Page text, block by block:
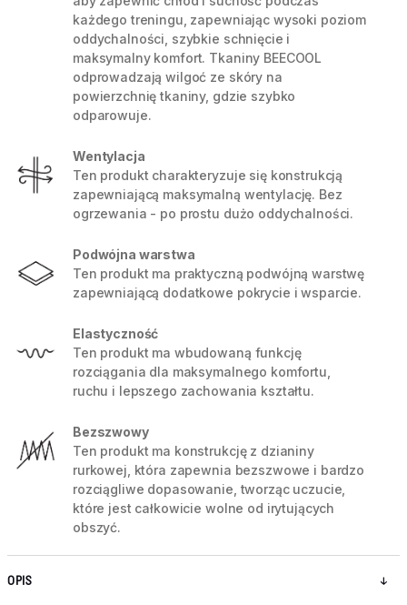
każdego treningu, zapewniając wysoki poziom
oddychalności, szybkie schnięcie i
maksymalny komfort. Tkaniny BEECOOL
odprowadzają wilgoć ze skóry na
powierzchnię tkaniny, gdzie szybko
odparowuje.
Wentylacja
Ten produkt charakteryzuje się konstrukcją
zapewniającą maksymalną wentylację. Bez
ogrzewania - po prostu dużo oddychalności.
Podwójna warstwa
Ten produkt ma praktyczną podwójną warstwę
zapewniającą dodatkowe pokrycie i wsparcie.
Elastyczność
Ten produkt ma wbudowaną funkcję
rozciągania dla maksymalnego komfortu,
ruchu i lepszego zachowania kształtu.
Bezszwowy
Ten produkt ma konstrukcję z dzianiny
rurkowej, która zapewnia bezszwowe i bardzo
rozciągliwe dopasowanie, tworząc uczucie,
które jest całkowicie wolne od irytujących
obszyć.
OPIS